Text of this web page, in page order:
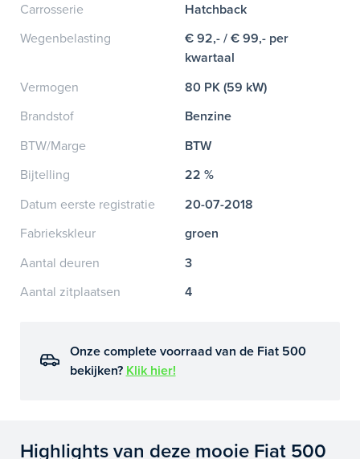
Carrosserie
Hatchback
Wegenbelasting
€ 92,- / € 99,- per
kwartaal
Vermogen
80 PK (59 kW)
Brandstof
Benzine
BTW/Marge
BTW
Bijtelling
22 %
Datum eerste registratie
20-07-2018
Fabriekskleur
groen
Aantal deuren
3
Aantal zitplaatsen
4
Onze complete voorraad van de Fiat 500
bekijken? Klik hier!
Highlights van deze mooie Fiat 500